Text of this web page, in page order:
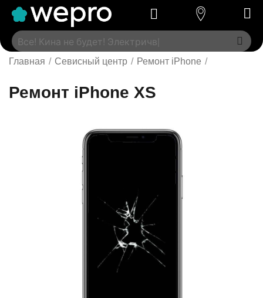
Главная / Севисный центр / Ремонт iPhone /
Ремонт iPhone XS